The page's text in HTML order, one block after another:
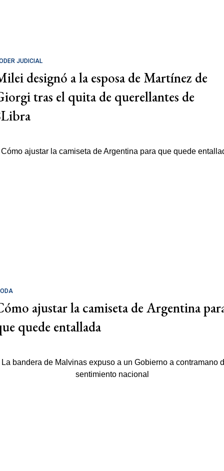
JUDICIAL
designó a la esposa de Martínez de
tras el quita de querellantes de
ajustar la camiseta de Argentina
quede entallada